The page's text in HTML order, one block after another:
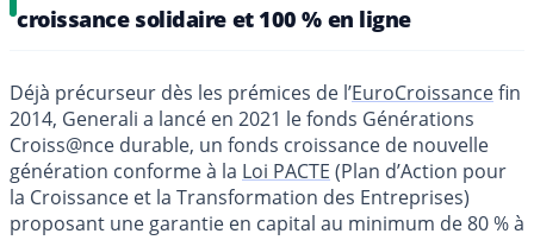
croissance solidaire et 100 % en ligne
Déjà précurseur dès les prémices de l’EuroCroissancefin
2014, Generali a lancé en 2021 le fonds Générations
Croiss@nce durable, un fonds croissance de nouvelle
génération conforme à la Loi PACTE (Plan d’Action pour
la Croissance et la Transformation des Entreprises)
proposant une garantie en capital au minimum de 80 % à